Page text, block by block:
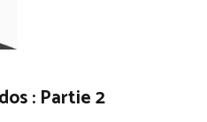
: Partie 2